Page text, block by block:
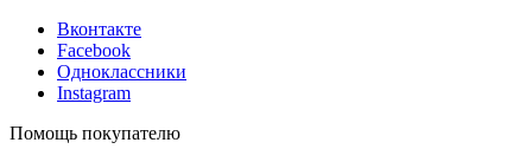
Вконтакте
Facebook
Одноклассники
Instagram
Помощь покупателю